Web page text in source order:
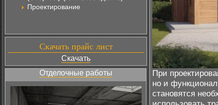
Проектирование
Скачать прайс лист
Скачать
Отделочные работы
При
но и
становятся